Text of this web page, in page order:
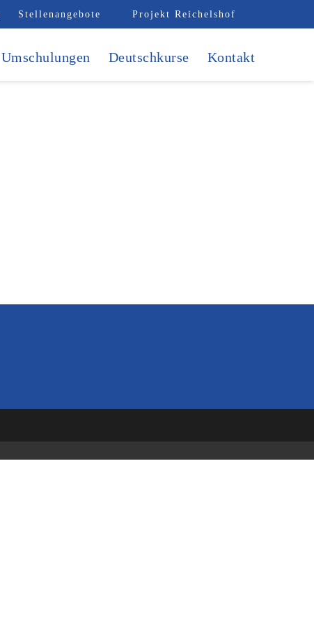
Stellenangebote Projekt Reichelshof
Umschulungen Deutschkurse Kontakt